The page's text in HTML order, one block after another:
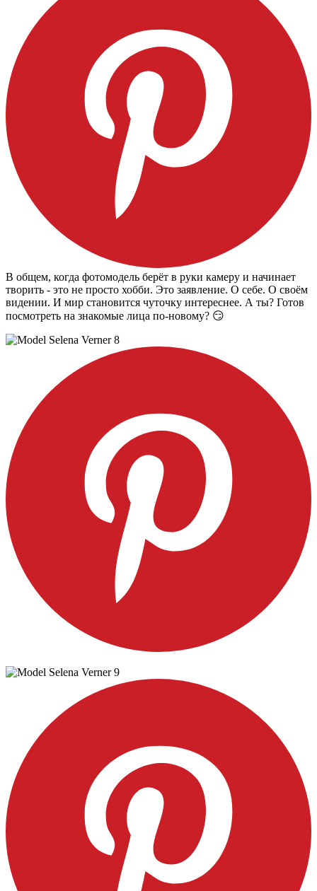
В общем, когда фотомодель берёт в руки камеру и начинает
творить - это не просто хобби. Это заявление. О себе. О своём
видении. И мир становится чуточку интереснее. А ты? Готов
посмотреть на знакомые лица по-новому? 😏